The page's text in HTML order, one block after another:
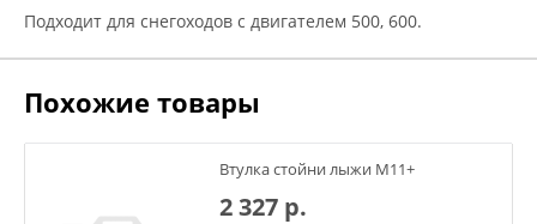
Подходит для снегоходов с двигателем 500, 600.
Похожие товары
Втулка стойни лыжи М11+
2 327 р.